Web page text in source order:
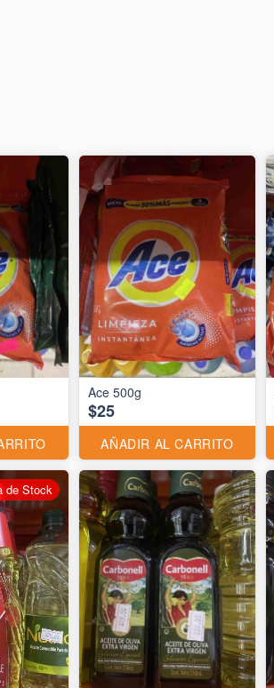
Ace 500g
$25
AÑADIR AL CARRITO
de Stock